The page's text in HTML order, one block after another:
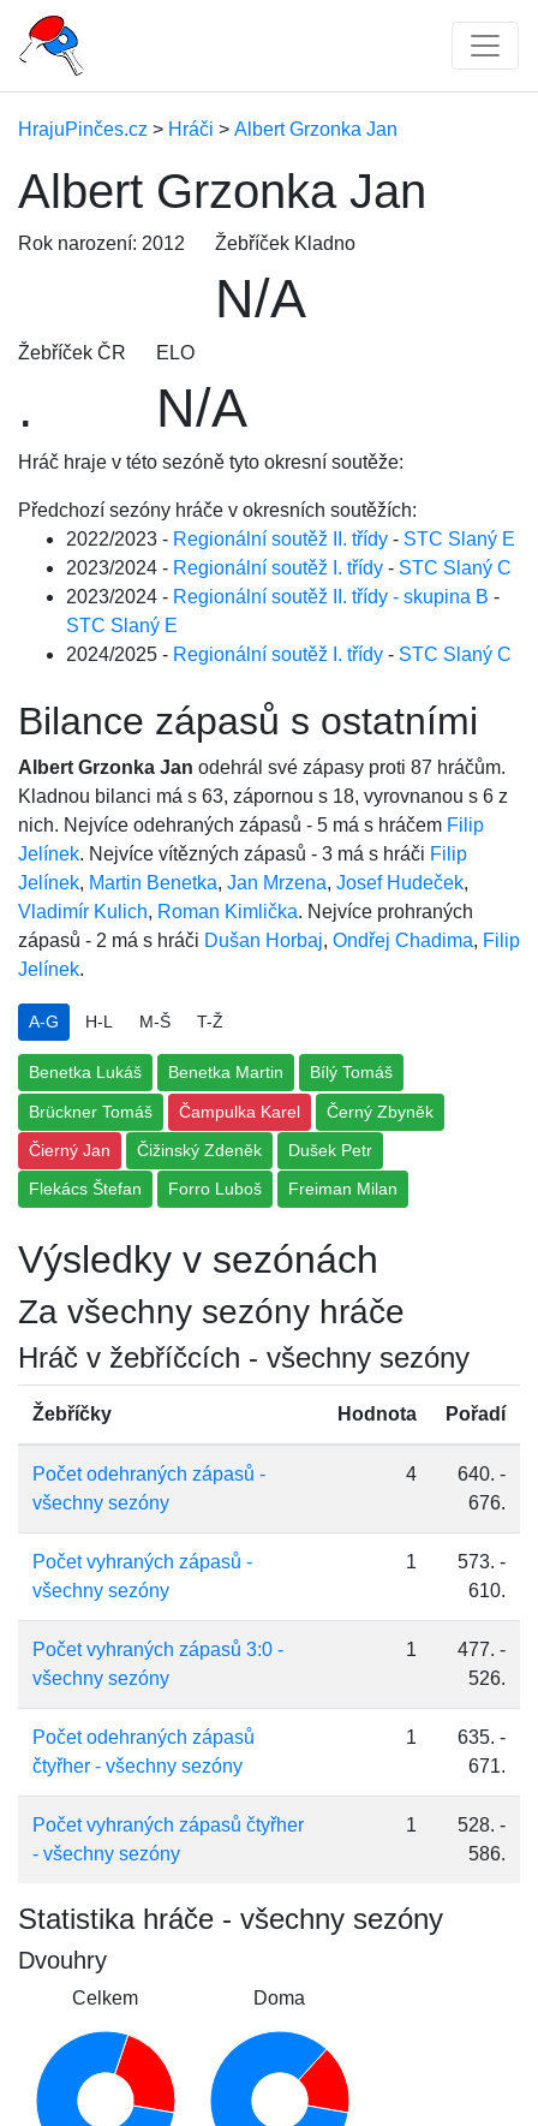
HrajuPinčes.cz > Hráči > Albert Grzonka Jan
Albert Grzonka Jan
Rok narození: 2012 Žebříček Kladno
N/A
Žebříček ČR
.
ELO
N/A
Hráč hraje v této sezóně tyto okresní soutěže:
Předchozí sezóny hráče v okresních soutěžích:
2022/2023 - Regionální soutěž II. třídy - STC Slaný E
2023/2024 - Regionální soutěž I. třídy - STC Slaný C
2023/2024 - Regionální soutěž II. třídy - skupina B -
STC Slaný E
2024/2025 - Regionální soutěž I. třídy - STC Slaný C
Bilance zápasů s ostatními
Albert Grzonka Jan odehrál své zápasy proti 87 hráčům.
Kladnou bilanci má s 63, zápornou s 18, vyrovnanou s 6 z
nich. Nejvíce odehraných zápasů - 5 má s hráčem Filip
Jelínek. Nejvíce vítězných zápasů - 3 má s hráči Filip
Jelínek, Martin Benetka, Jan Mrzena, Josef Hudeček,
Vladimír Kulich, Roman Kimlička. Nejvíce prohraných
zápasů - 2 má s hráči Dušan Horbaj, Ondřej Chadima, Filip
Jelínek.
A-G H-L M-Š T-Ž
Benetka Lukáš Benetka Martin Bílý Tomáš
Brückner Tomáš Čampulka Karel Černý Zbyněk
Čierný Jan Čižinský Zdeněk Dušek Petr
Flekács Štefan Forro Luboš Freiman Milan
Výsledky v sezónách
Za všechny sezóny hráče
Hráč v žebříčcích - všechny sezóny
Žebříčky Hodnota Pořadí
Počet odehraných zápasů -
všechny sezóny
4
640. -
676.
Počet vyhraných zápasů -
všechny sezóny
1
573. -
610.
Počet vyhraných zápasů 3:0 -
všechny sezóny
1
477. -
526.
Počet odehraných zápasů
čtyřher - všechny sezóny
1
635. -
671.
Počet vyhraných zápasů čtyřher
- všechny sezóny
1
528. -
586.
Statistika hráče - všechny sezóny
Dvouhry
Celkem Doma